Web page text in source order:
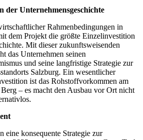
der Unternehmensgeschichte
Rahmenbedingungen in
dem Projekt die größte Einzelinvestition
Mit dieser zukunftsweisenden
das Unternehmen seinen
und seine langfristige Strategie zur
Salzburg. Ein wesentlicher
ist das Rohstoffvorkommen am
– es macht den Ausbau vor Ort nicht
eine konsequente Strategie zur